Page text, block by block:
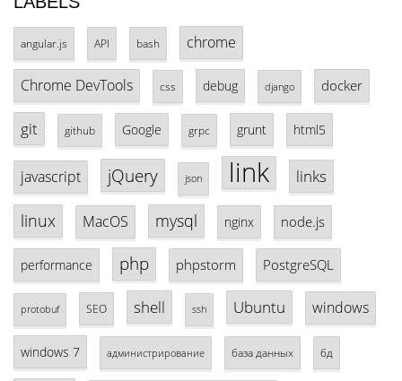
angular.js API bash chrome
Chrome DevTools css debug django docker
git github Google grpc grunt html5
javascript jQuery json link links
linux MacOS mysql nginx node.js
performance php phpstorm PostgreSQL
protobuf SEO shell ssh Ubuntu windows
windows 7 администрирование база данных бд